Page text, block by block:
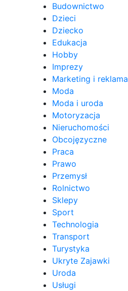
Budownictwo
Dzieci
Dziecko
Edukacja
Hobby
Imprezy
Marketing i reklama
Moda
Moda i uroda
Motoryzacja
Nieruchomości
Obcojęzyczne
Praca
Prawo
Przemysł
Rolnictwo
Sklepy
Sport
Technologia
Transport
Turystyka
Ukryte Zajawki
Uroda
Usługi